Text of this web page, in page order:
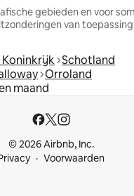
gebieden en voor
van
Koninkrijk Schotland
Orroland
maand
© 2026 Airbnb, Inc.
Voorwaarden